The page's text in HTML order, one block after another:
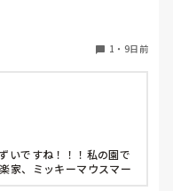
っています！
1 ・ 9日前
いですね！！！私の園で
家、ミッキーマウスマー